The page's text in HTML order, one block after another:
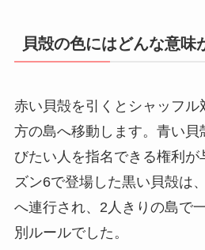
貝殻の色にはどんな意味
赤い貝殻を引くとシャッフル
方の島へ移動します。青い貝
びたい人を指名できる権利が
ズン6で登場した黒い貝殻は
へ連行され、2人きりの島で
別ルールでした。